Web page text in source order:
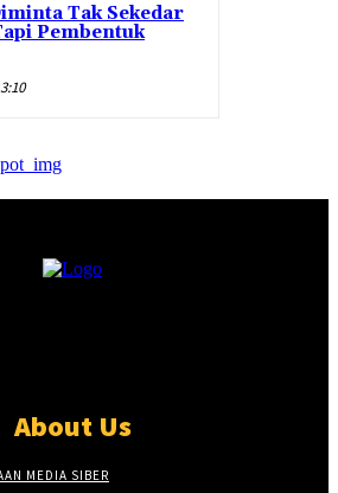
Tak Sekedar
Pembentuk
About Us
MEDIA SIBER